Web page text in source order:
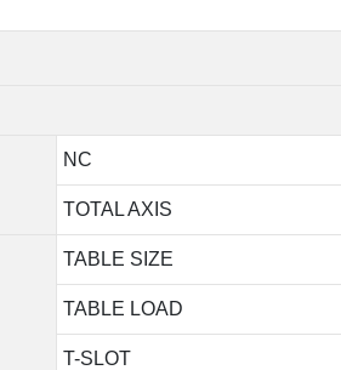
NC
TOTAL AXIS
TABLE SIZE
TABLE LOAD
T-SLOT